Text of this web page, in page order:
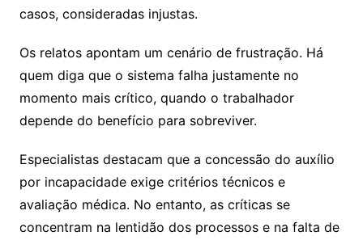
casos, consideradas injustas.
Os relatos apontam um cenário de frustração. Há
quem diga que o sistema falha justamente no
momento mais crítico, quando o trabalhador
depende do benefício para sobreviver.
Especialistas destacam que a concessão do auxílio
por incapacidade exige critérios técnicos e
avaliação médica. No entanto, as críticas se
concentram na lentidão dos processos e na falta de